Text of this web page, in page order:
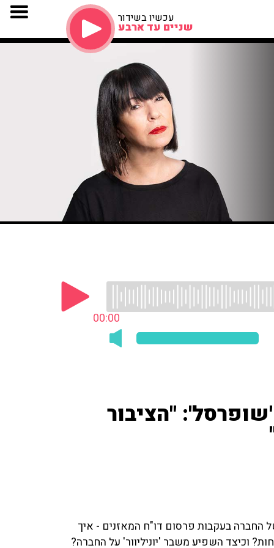
עכשיו בשידור
שניים עד ארבע
00:00
"הציבור
החברה בעקבות פרסום דו"ח המאזנים - איך
וכיצד השפיע משבר 'יוניליוור' על החברה?